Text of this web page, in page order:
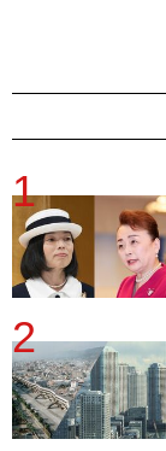
1
2